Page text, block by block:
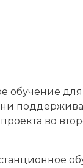
обучение для
во